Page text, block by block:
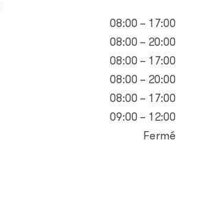
08:00 – 17:00
08:00 – 20:00
08:00 – 17:00
08:00 – 20:00
08:00 – 17:00
09:00 – 12:00
Fermé